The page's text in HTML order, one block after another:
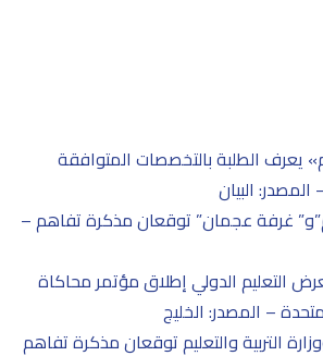
يعرف الطلبة بالتخصصات المتوافقة
البيان
غرفة عجمان” توقعان مذكرة تفاهم –
التعليم الدولي إطلاق مؤتمر محاكاة
– المصدر: الخليج
التربية والتعليم توقعان مذكرة تفاهم